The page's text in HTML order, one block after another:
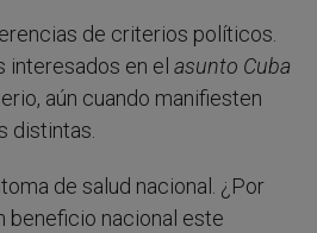
de criterios políticos.
interesados en el asunto Cuba
aún cuando manifiesten
distintas.
de salud nacional. ¿Por
beneficio nacional este